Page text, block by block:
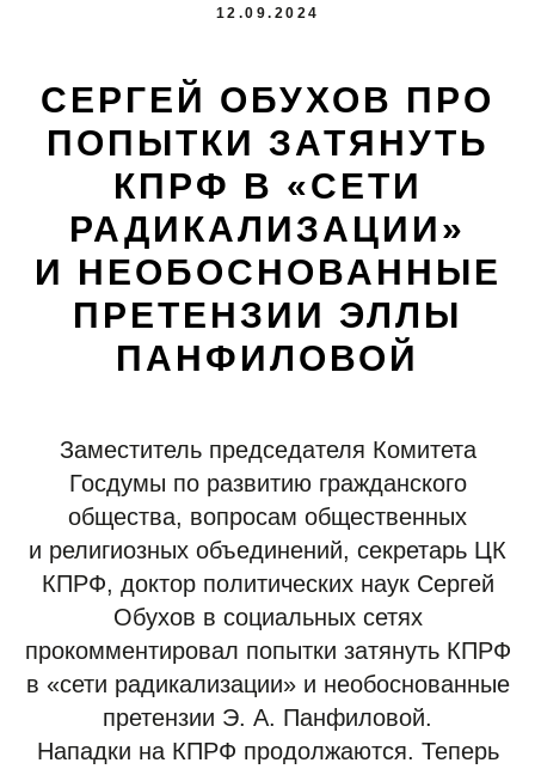
12.09.2024
СЕРГЕЙ ОБУХОВ ПРО
ПОПЫТКИ ЗАТЯНУТЬ
КПРФ В «СЕТИ
РАДИКАЛИЗАЦИИ»
И НЕОБОСНОВАННЫЕ
ПРЕТЕНЗИИ ЭЛЛЫ
ПАНФИЛОВОЙ
Заместитель председателя Комитета
Госдумы по развитию гражданского
общества, вопросам общественных
и религиозных объединений, секретарь ЦК
КПРФ, доктор политических наук Сергей
Обухов в социальных сетях
прокомментировал попытки затянуть КПРФ
в «сети радикализации» и необоснованные
претензии Э. А. Панфиловой.
Нападки на КПРФ продолжаются. Теперь